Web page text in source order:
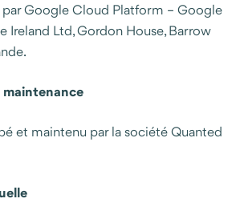
par Google Cloud Platform – Google
Ireland Ltd, Gordon House, Barrow
et maintenu par la société Quanted